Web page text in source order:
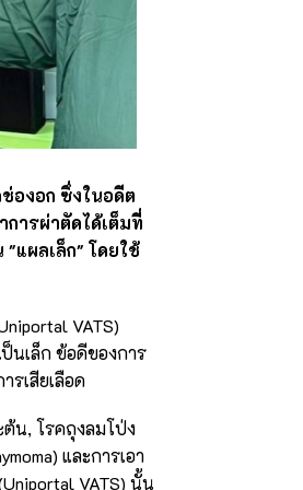
องอก ซึ่งในอดีต
ารผ่าตัดได้เต็มที่
แผลเล็ก" โดยใช้
VATS)
ป็นเล็ก ข้อดีของการ
รเสียเลือด
ต้น, โรคถุงลมโป่ง
และการเอา
VATS) นั้น